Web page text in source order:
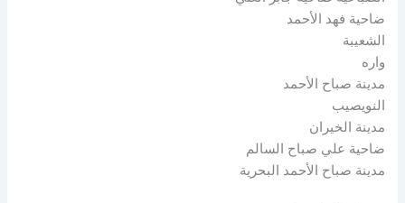
ضاحية فهد الأحمد
الشعيبة
واره
مدينة صباح الأحمد
النويصيب
مدينة الخيران
ضاحية علي صباح السالم
مدينة صباح الأحمد البحرية